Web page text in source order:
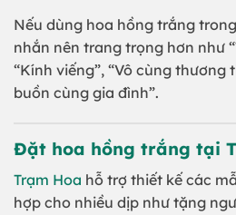
Nếu dùng hoa hồng trắng
nhắn nên trang trọng hơn như
“Kính viếng”, “Vô cùng thương
buồn cùng gia đình”.
Đặt hoa hồng trắng tại
Trạm Hoa hỗ trợ thiết kế các
hợp cho nhiều dịp như tặng